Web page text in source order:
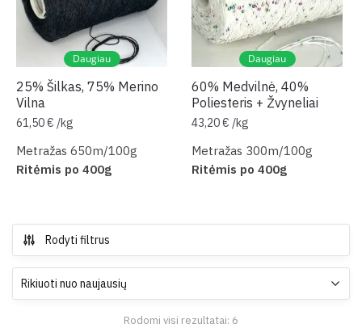
Daugiau
25% Šilkas, 75% Merino
Vilna
61,50€ /kg
Metražas 650m/100g
Ritėmis po 400g
Daugiau
60% Medvilnė, 40%
Poliesteris + Žvyneliai
43,20€ /kg
Metražas 300m/100g
Ritėmis po 400g
Rodyti filtrus
Rodomi visi rezultatai: 6